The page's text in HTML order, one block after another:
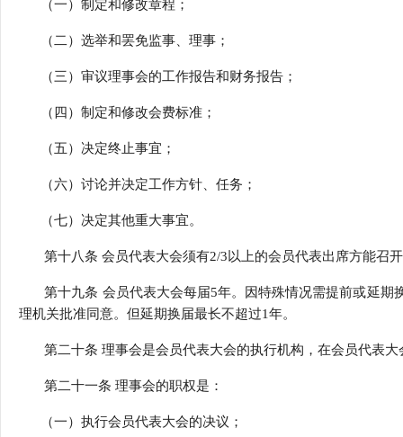
（一）制定和修改章程；
（二）选举和罢免监事、理事；
（三）审议理事会的工作报告和财务报告；
（四）制定和修改会费标准；
（五）决定终止事宜；
（六）讨论并决定工作方针、任务；
（七）决定其他重大事宜。
第十八条 会员代表大会须有2/3以上的会员代表出席方能召
第十九条 会员代表大会每届5年。因特殊情况需提前或延期
理机关批准同意。但延期换届最长不超过1年。
第二十条 理事会是会员代表大会的执行机构，在会员代表大
第二十一条 理事会的职权是：
（一）执行会员代表大会的决议；